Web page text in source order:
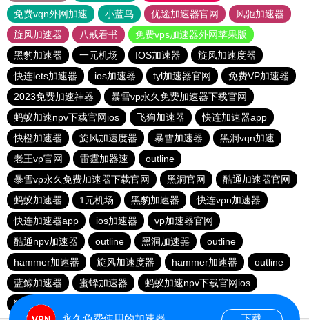
免费vqn外网加速
小蓝鸟 优途加速器官网
风驰加速器
旋风加速器
八戒看书
免费vps加速器外网苹果版
黑豹加速器
一元机场 IOS加速器
旋风加速度器
快连lets加速器
ios加速器 tyl加速器官网
免费VP加速器
2023免费加速神器
暴雪vp永久免费加速器下载官网
蚂蚁加速npv下载官网ios
飞狗加速器
快连加速器app
快橙加速器
旋风加速度器 暴雪加速器
黑洞vqn加速
老王vp官网
雷霆加器速
outline
暴雪vp永久免费加速器下载官网
黑洞官网
酷通加速器官网
蚂蚁加速器
1元机场 黑豹加速器
快连vρn加速器
快连加速器app
ios加速器
vp加速器官网
酷通npv加速器
outline 黑洞加速噐
outline
hammer加速器
旋风加速度器 hammer加速器
outline
蓝鲸加速器
蜜蜂加速器
蚂蚁加速npv下载官网ios
猎豹加速器官网